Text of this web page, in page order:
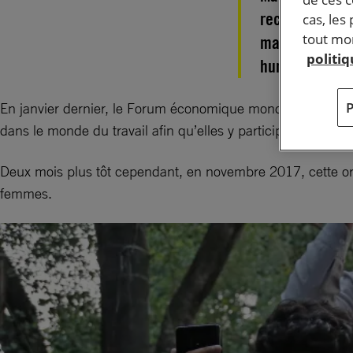
reconnues
humains. La
En janvier dernier, le Forum économique mondial a
dans le monde du travail afin qu’elles y participent au
Deux mois plus tôt cependant, en novembre 2017, cette
femmes.
cas,
tout